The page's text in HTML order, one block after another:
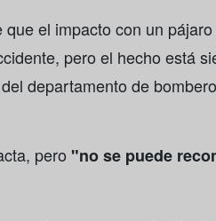
el impacto con un
pero el hecho está
departamento de
pero "no se puede